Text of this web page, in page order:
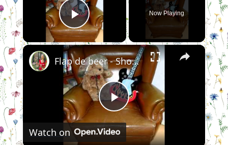
Play Video
Now Playing
×
Play
Video
Flap de beer - Show them to me
Watch on